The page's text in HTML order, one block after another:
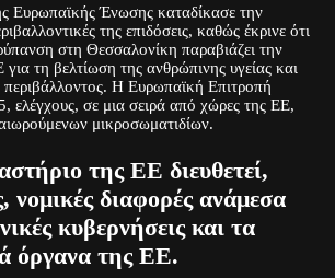
Ευρωπαϊκής Ένωσης καταδίκασε την
της επιδόσεις, καθώς έκρινε ότι
στη Θεσσαλονίκη παραβιάζει την
τη βελτίωση της ανθρώπινης υγείας και
περιβάλλοντος. Η Ευρωπαϊκή Επιτροπή
ελέγχους, σε μια σειρά από χώρες της ΕΕ,
αιωρούμενων μικροσωματιδίων.
της ΕΕ διευθετεί,
νομικές διαφορές ανάμεσα
κυβερνήσεις και τα
όργανα της ΕΕ.